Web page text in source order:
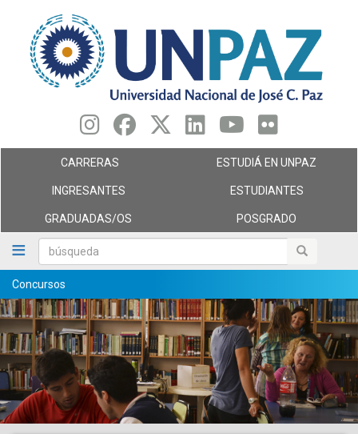
contenido
principal
búsqueda búsqueda
CARRERAS ESTUDIÁ EN UNPAZ
INGRESANTES ESTUDIANTES
GRADUADAS/OS POSGRADO
Concursos